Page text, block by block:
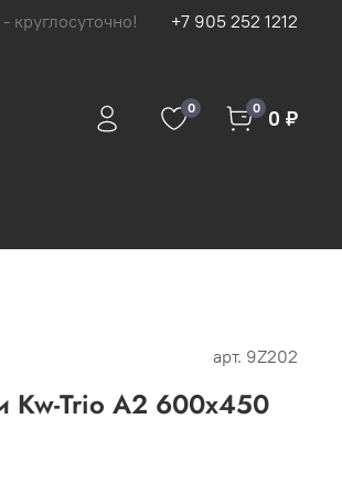
круглосуточно! +7 905 252 1212
0 0 0 ₽
арт. 9Z202
Kw-Trio A2 600x450